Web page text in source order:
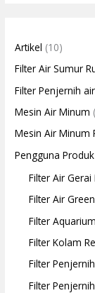
Artikel (10)
Filter Air Sumur
Filter Penjernih
Mesin Air Minum
Mesin Air Minum
Pengguna
Filter Air Gerai
Filter Air
Filter
Filter Kolam
Filter
Filter